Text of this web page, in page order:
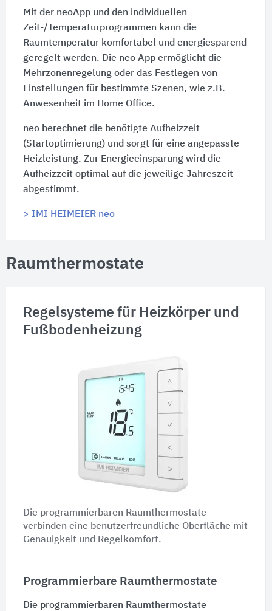
Mit der neoApp und den individuellen
Zeit-/Temperaturprogrammen kann die
Raumtemperatur komfortabel und energiesparend
geregelt werden. Die neo App ermöglicht die
Mehrzonenregelung oder das Festlegen von
Einstellungen für bestimmte Szenen, wie z.B.
Anwesenheit im Home Office.
neo berechnet die benötigte Aufheizzeit
(Startoptimierung) und sorgt für eine angepasste
Heizleistung. Zur Energieeinsparung wird die
Aufheizzeit optimal auf die jeweilige Jahreszeit
abgestimmt.
> IMI HEIMEIER neo
Raumthermostate
Regelsysteme für Heizkörper und
Fußbodenheizung
Die programmierbaren Raumthermostate
verbinden eine benutzerfreundliche Oberfläche mit
Genauigkeit und Regelkomfort.
Programmierbare Raumthermostate
Die programmierbaren Raumthermostate